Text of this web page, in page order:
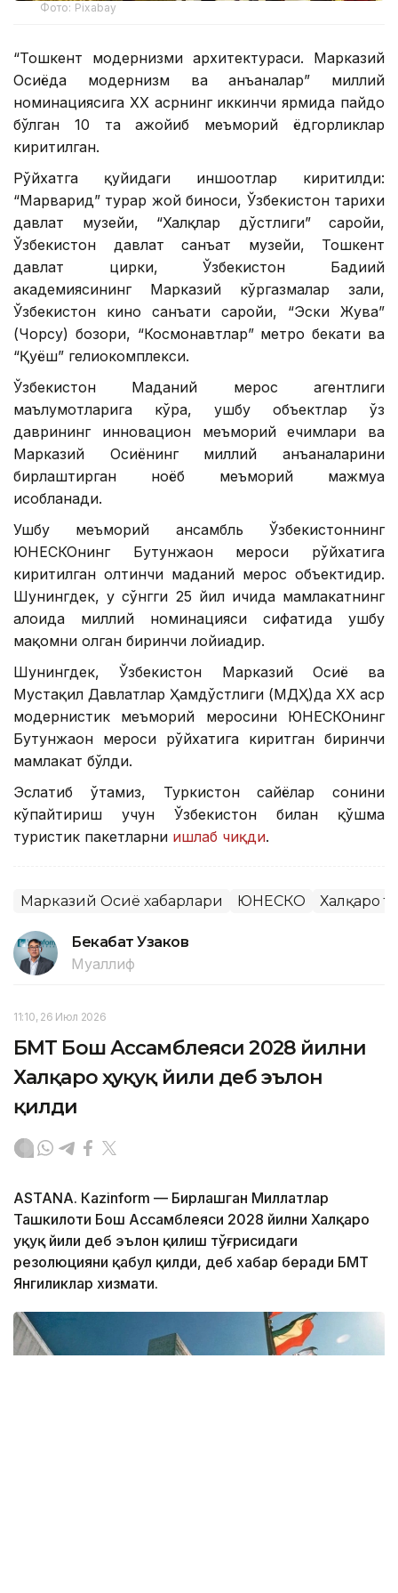
Фото: Pixabay
“Тошкент модернизми архитектураси. Марказий
Осиёда модернизм ва анъаналар” миллий
номинациясига ХХ асрнинг иккинчи ярмида пайдо
бўлган 10 та ажойиб меъморий ёдгорликлар
киритилган.
Рўйхатга қуйидаги иншоотлар киритилди:
“Марварид” турар жой биноси, Ўзбекистон тарихи
давлат музейи, “Халқлар дўстлиги” саройи,
Ўзбекистон давлат санъат музейи, Тошкент
давлат цирки, Ўзбекистон Бадиий
академиясининг Марказий кўргазмалар зали,
Ўзбекистон кино санъати саройи, “Эски Жува”
(Чорсу) бозори, “Космонавтлар” метро бекати ва
“Қуёш” гелиокомплекси.
Ўзбекистон Маданий мерос агентлиги
маълумотларига кўра, ушбу объектлар ўз
даврининг инновацион меъморий ечимлари ва
Марказий Осиёнинг миллий анъаналарини
бирлаштирган ноёб меъморий мажмуа
ҳисобланади.
Ушбу меъморий ансамбль Ўзбекистоннинг
ЮНEСКОнинг Бутунжаҳон мероси рўйхатига
киритилган олтинчи маданий мерос объектидир.
Шунингдек, у сўнгги 25 йил ичида мамлакатнинг
алоҳида миллий номинацияси сифатида ушбу
мақомни олган биринчи лойиҳадир.
Шунингдек, Ўзбекистон Марказий Осиё ва
Мустақил Давлатлар Ҳамдўстлиги (МДҲ)да ХХ аср
модернистик меъморий меросини ЮНEСКОнинг
Бутунжаҳон мероси рўйхатига киритган биринчи
мамлакат бўлди.
Эслатиб ўтамиз, Туркистон сайёҳлар сонини
кўпайтириш учун Ўзбекистон билан қўшма
туристик пакетларни ишлаб чиқди.
Марказий Осиё хабарлари ЮНЕСКО Халқаро
Бекабат Узаков
Муаллиф
11:10, 26 Июл 2026
БМТ Бош Ассамблеяси 2028 йилни
Халқаро ҳуқуқ йили деб эълон
қилди
ASTANА. Кazinform — Бирлашган Миллатлар
Ташкилоти Бош Ассамблеяси 2028 йилни Халқаро
ҳуқуқ йили деб эълон қилиш тўғрисидаги
резолюцияни қабул қилди, деб хабар беради БМТ
Янгиликлар хизмати.